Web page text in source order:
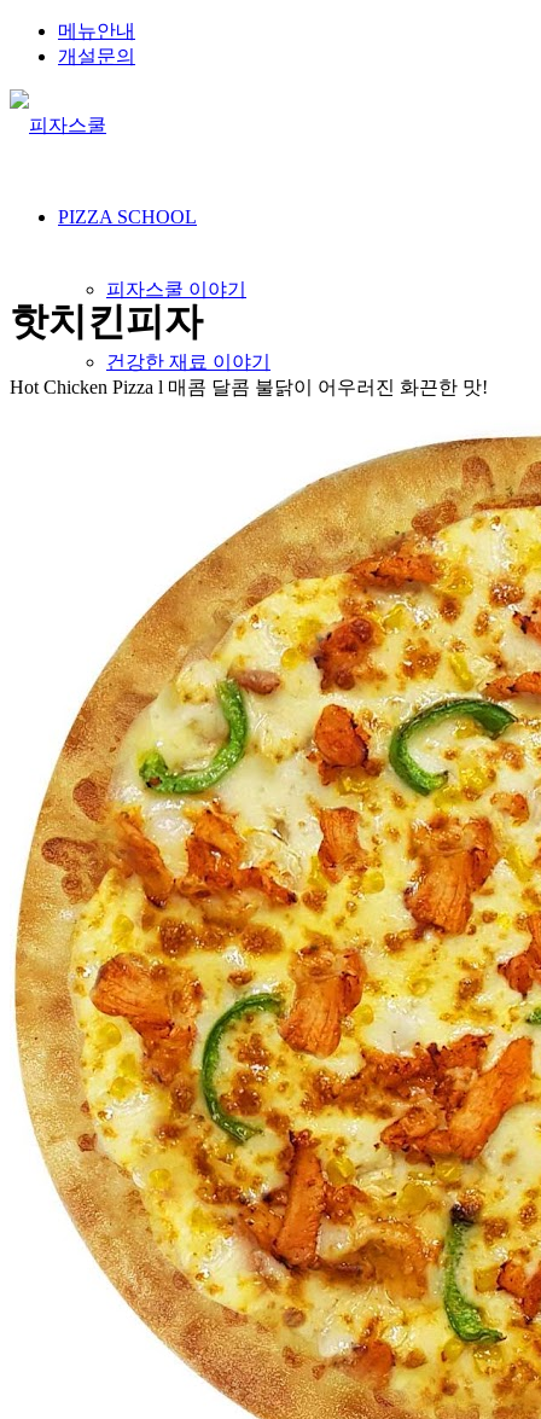
메뉴안내
개설문의
PIZZA SCHOOL
피자스쿨 이야기
건강한 재료 이야기
STORE
NEWS
공지사항
보도자료
이벤트
FRANCHISE
개설조건 및 절차
개설문의
인테리어
CS CENTER
핫치킨피자
Hot Chicken Pizza l 매콤 달콤 불닭이 어우러진 화끈한 맛!